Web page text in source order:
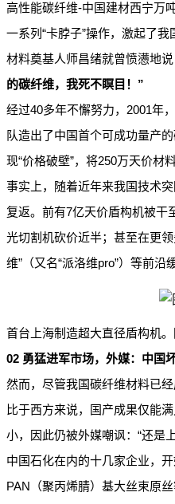
高性能碳纤维-中国建材西宁万
一系列 “卡脖子”操作，激起了我
材料奠基人师昌绪就曾愤懑地说
的碳纤维，我死不瞑目！ ”
经过40多年不懈努力， 2001年
队造出了中国首个可成功量产
现“价格破壁”，将250万天价材
事实上，随着近年来我国技术
复返。前有7亿天价盾构机被干
光切割机砍价近半；甚至在更
维” （又名“派洛维pro”）等前沿
首台上海制造超大直径盾构机
02 勇猛进军市场，外媒：中国
然而，尽管我国碳纤维材料已
比于西方来说，国产成果仅能
小，因此仍被外媒嘲讽： “还是
中国石化在内的十几家企业，
PAN （聚丙烯腈）基大丝束原